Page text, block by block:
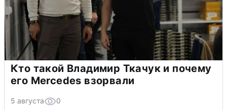
Кто такой Владимир Ткачук и почему
его Mercedes взорвали
5 августа 0